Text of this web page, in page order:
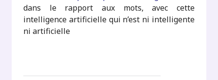
dans le rapport aux mots, avec cette
intelligence artificielle qui n’est ni intelligente
ni artificielle